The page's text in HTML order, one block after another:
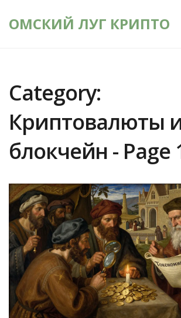
ОМСКИЙ ЛУГ КРИПТО
Category:
Криптовалюты
блокчейн - Page